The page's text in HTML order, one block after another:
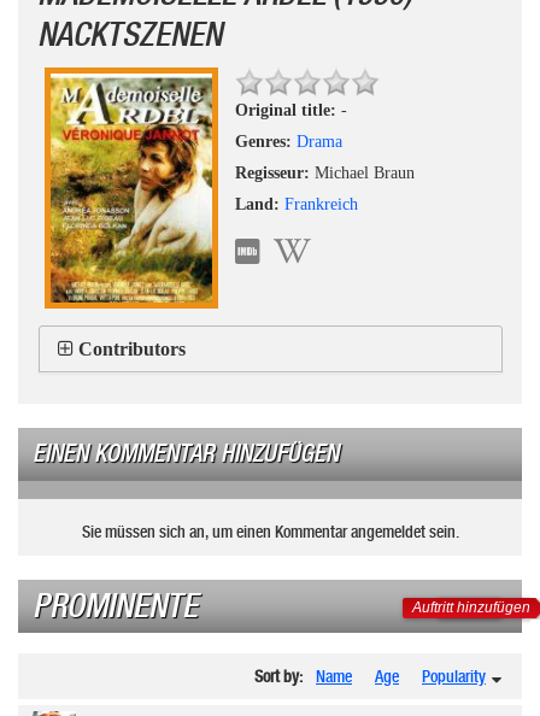
NACKTSZENEN
Original title: -
Genres: Drama
Regisseur: Michael Braun
Land: Frankreich
Contributors
EINEN KOMMENTAR HINZUFÜGEN
Sie müssen sich an, um einen Kommentar angemeldet sein.
PROMINENTE Auftritt hinzufügen
Sort by: Name Age Popularity